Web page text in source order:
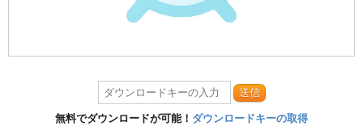
送信
無料でダウンロードが可能！ ダウンロードキーの取得